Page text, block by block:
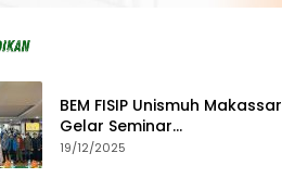
BEM FISIP Unismuh Makassar
Gelar Seminar
Keperempuanan, Bahas
19/12/2025